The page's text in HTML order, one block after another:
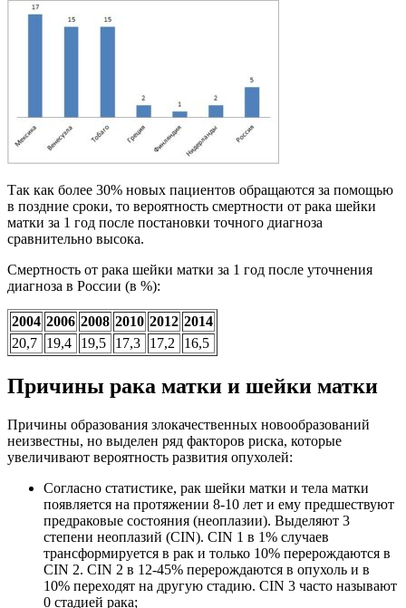
Так как более 30% новых пациентов обращаются за помощью
в поздние сроки, то вероятность смертности от рака шейки
матки за 1 год после постановки точного диагноза
сравнительно высока.
Смертность от рака шейки матки за 1 год после уточнения
диагноза в России (в %):
2004 2006 2008 2010 2012 2014
20,7
19,4 19,5 17,3 17,2 16,5
Причины рака матки и шейки матки
Причины образования злокачественных новообразований
неизвестны, но выделен ряд факторов риска, которые
увеличивают вероятность развития опухолей:
Согласно статистике, рак шейки матки и тела матки
появляется на протяжении 8-10 лет и ему предшествуют
предраковые состояния (неоплазии). Выделяют 3
степени неоплазий (CIN). CIN 1 в 1% случаев
трансформируется в рак и только 10% перерождаются в
CIN 2. CIN 2 в 12-45% перерождаются в опухоль и в
10% переходят на другую стадию. CIN 3 часто называют
0 стадией рака;